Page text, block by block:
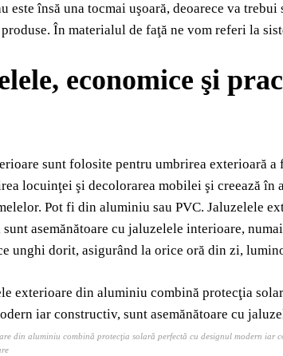
este însă una tocmai uşoară, deoarece va
În materialul de faţă ne vom referi la
economice şi
sunt folosite pentru umbrirea exterioară
locuinţei şi decolorarea mobilei şi creează
Pot fi din aluminiu sau PVC. Jaluzelele
asemănătoare cu jaluzelele interioare,
unghi dorit, asigurând la orice oră din zi,
din aluminiu combină protecţia solară perfectă cu designul modern iar